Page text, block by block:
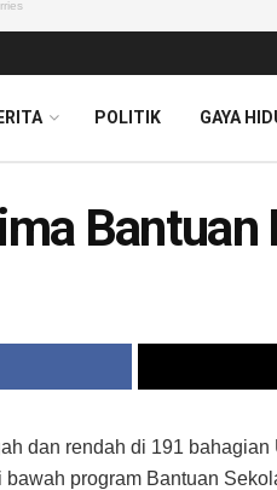
POLITIK GAYA
dan rendah di 191
program Bantuan